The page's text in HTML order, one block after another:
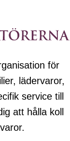
för
lädervaror,
service till
att hålla koll